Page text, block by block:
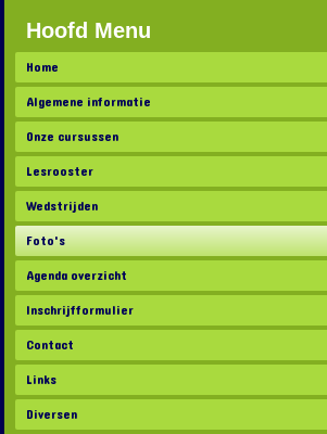
Hoofd Menu
Home
Algemene informatie
Onze cursussen
Lesrooster
Wedstrijden
Foto's
Agenda overzicht
Inschrijfformulier
Contact
Links
Diversen